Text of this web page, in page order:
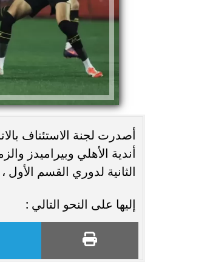
أصدرت لجنة الاستئناف
أندية الأهلي وبيراميدز
الثانية لدوري القسم
إليها على النحو التالي :
انغام تختار جدة محطة اولى لتدشين